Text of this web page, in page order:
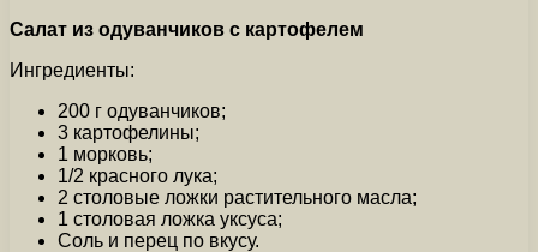
Салат из одуванчиков с картофелем
Ингредиенты:
200 г одуванчиков;
3 картофелины;
1 морковь;
1/2 красного лука;
2 столовые ложки растительного масла;
1 столовая ложка уксуса;
Соль и перец по вкусу.